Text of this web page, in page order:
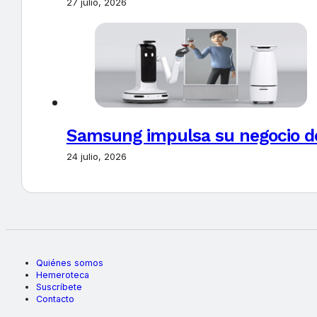
Samsung impulsa su negocio
24 julio, 2026
Quiénes somos
Hemeroteca
Suscríbete
Contacto